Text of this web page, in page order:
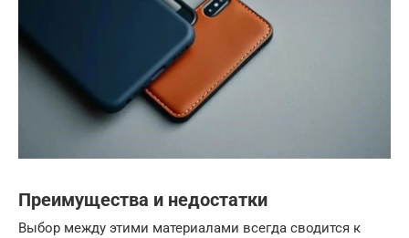
Преимущества и недостатки
Выбор между этими материалами всегда сводится к